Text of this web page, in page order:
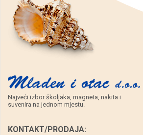
Najveći izbor školjaka, magneta, nakita i
suvenira na jednom mjestu.
KONTAKT/PRODAJA: